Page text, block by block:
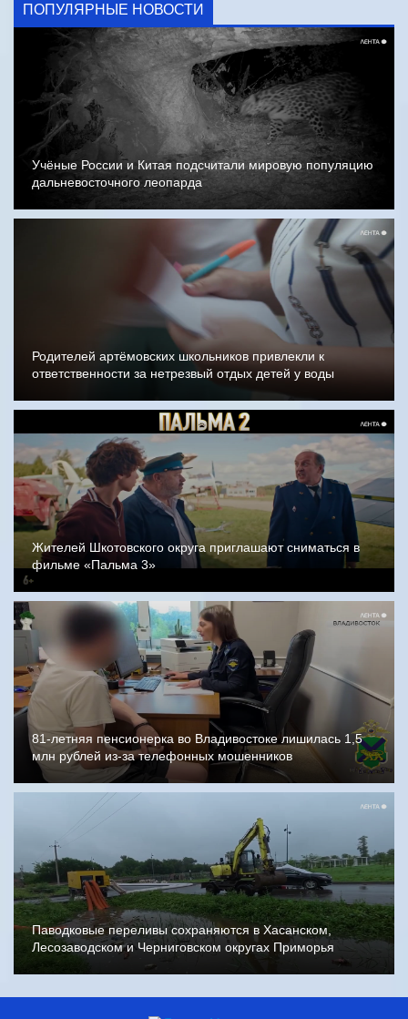
ПОПУЛЯРНЫЕ НОВОСТИ
Учёные России и Китая подсчитали мировую популяцию
дальневосточного леопарда
Родителей артёмовских школьников привлекли к
ответственности за нетрезвый отдых детей у воды
Жителей Шкотовского округа приглашают сниматься в
фильме «Пальма 3»
81-летняя пенсионерка во Владивостоке лишилась 1,5
млн рублей из-за телефонных мошенников
Паводковые переливы сохраняются в Хасанском,
Лесозаводском и Черниговском округах Приморья